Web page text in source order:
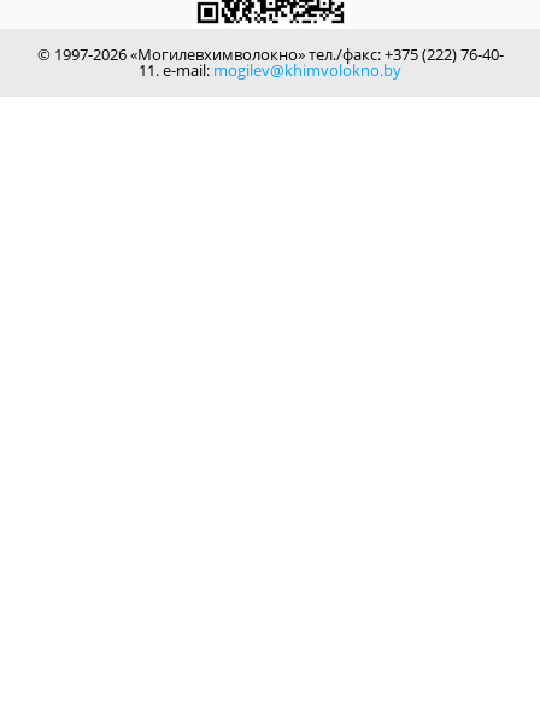
© 1997-2026 «Могилевхимволокно» тел./факс: +375 (222) 76-40-
11. e-mail: mogilev@khimvolokno.by